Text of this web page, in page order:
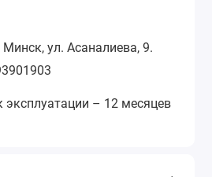
ул. Асаналиева, 9.
эксплуатации – 12 месяцев